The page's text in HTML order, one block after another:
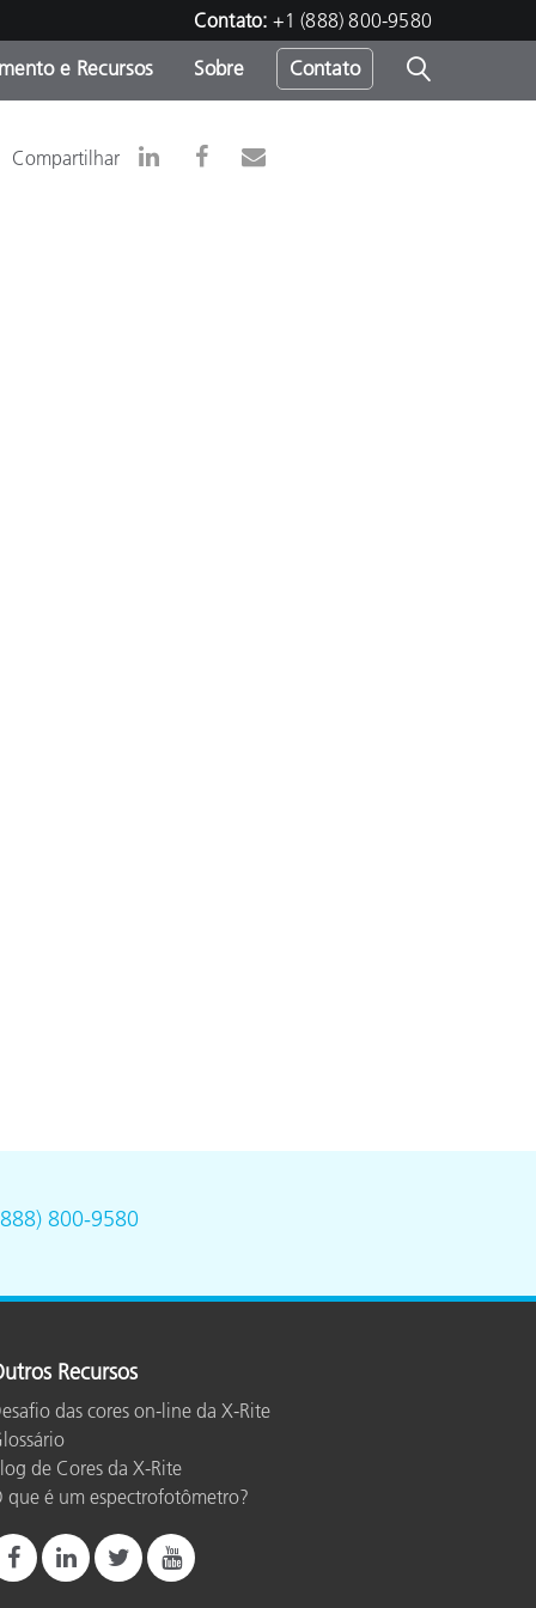
Contato: +1 (888) 800-9580
e Recursos
Sobre Contato
Compartilhar
800-9580
Recursos
das cores on-line da X-Rite
de Cores da X-Rite
que é um espectrofotômetro?